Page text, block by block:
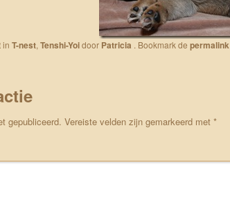
in T-nest, Tenshi-Yoidoor Patricia . Bookmark de permalink
gepubliceerd. Vereiste velden zijn gemarkeerd met *